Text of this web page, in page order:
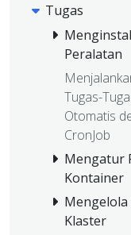
Tugas
Menginstal
Peralatan
Tugas-
Otomatis
CronJob
Mengatur
Kontainer
Mengelola
Klaster